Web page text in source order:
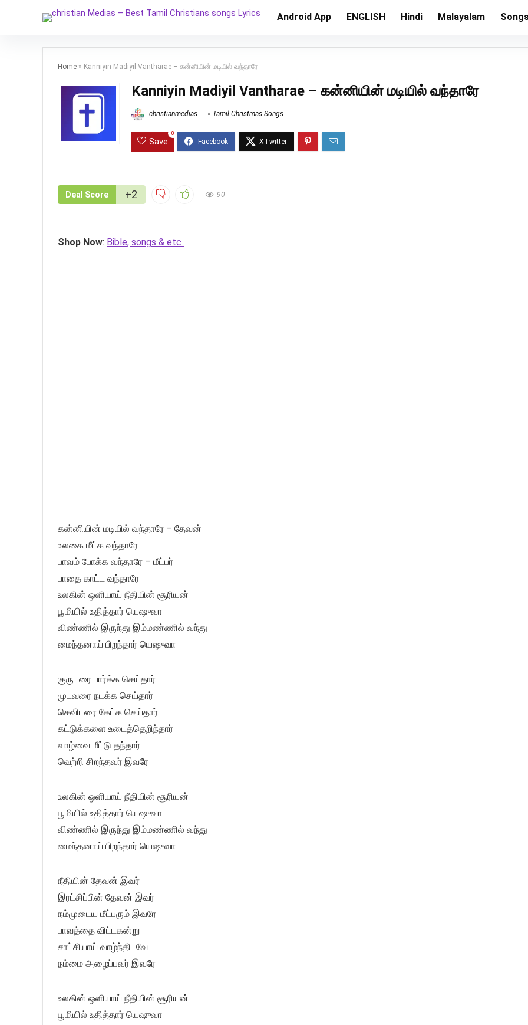
Android App ENGLISH Hindi Malayalam
Home » Kanniyin Madiyil Vantharae – கன்னியின் மடியில் வந்தாரே
Kanniyin Madiyil Vantharae – கன்னியின் மடியில் வந்தாரே
christianmedias Tamil Christmas Songs
Save
0
Deal Score +2 90
Shop Now: Bible, songs & etc
கன்னியின் மடியில் வந்தாரே – தேவன்
உலகை மீட்க வந்தாரே
பாவம் போக்க வந்தாரே – மீட்பர்
பாதை காட்ட வந்தாரே
உலகின் ஒளியாய் நீதியின் சூரியன்
பூமியில் உதித்தார் யெஷுவா
விண்ணில் இருந்து இம்மண்ணில் வந்து
மைந்தனாய் பிறந்தார் யெஷுவா
குருடரை பார்க்க செய்தார்
முடவரை நடக்க செய்தார்
செவிடரை கேட்க செய்தார்
கட்டுக்களை உடைத்தெறிந்தார்
வாழ்வை மீட்டு தந்தார்
வெற்றி சிறந்தவர் இவரே
உலகின் ஒளியாய் நீதியின் சூரியன்
பூமியில் உதித்தார் யெஷுவா
விண்ணில் இருந்து இம்மண்ணில் வந்து
மைந்தனாய் பிறந்தார் யெஷுவா
நீதியின் தேவன் இவர்
இரட்சிப்பின் தேவன் இவர்
நம்முடைய மீட்பரும் இவரே
பாவத்தை விட்டகன்று
சாட்சியாய் வாழ்ந்திடவே
நம்மை அழைப்பவர் இவரே
உலகின் ஒளியாய் நீதியின் சூரியன்
பூமியில் உதித்தார் யெஷுவா